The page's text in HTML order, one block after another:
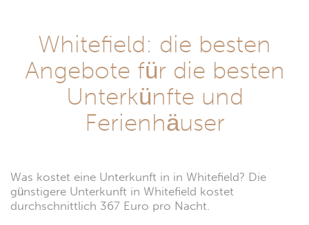
Whitefield: die besten
Angebote für die besten
Unterkünfte und
Ferienhäuser
Was kostet eine Unterkunft in in Whitefield? Die
günstigere Unterkunft in Whitefield kostet
durchschnittlich 367 Euro pro Nacht.